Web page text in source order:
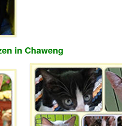
in Chaweng